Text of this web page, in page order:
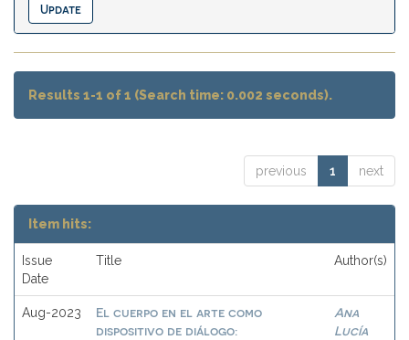
Results 1-1 of 1 (Search time: 0.002 seconds).
previous 1 next
Item hits:
Issue
Date
Title Author(s)
Aug-2023
El cuerpo en el arte como
dispositivo de diálogo:
Ana
Lucía